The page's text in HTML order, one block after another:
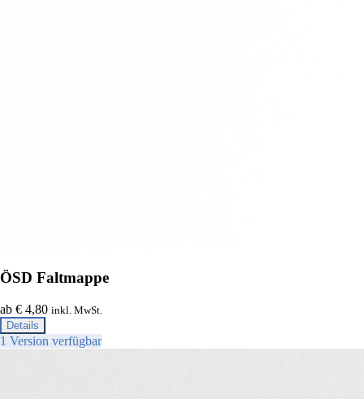
ÖSD Faltmappe
ab € 4,80 inkl. MwSt.
Details
1 Version verfügbar